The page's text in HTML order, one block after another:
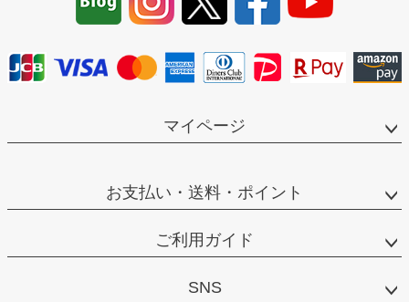
マイページ
お支払い・送料・ポイント
ご利用ガイド
SNS